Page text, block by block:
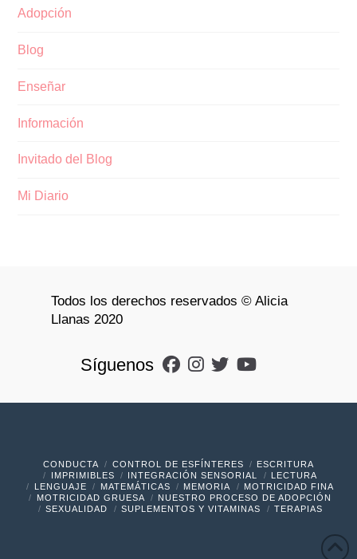
Adopción
Blog
Enseñar
Información
Invitado del Blog
Mi Diario
Todos los derechos reservados © Alicia
Llanas 2020
Síguenos
CONDUCTA CONTROL DE ESFÍNTERES
ESCRITURA
IMPRIMIBLES
INTEGRACIÓN SENSORIAL
LECTURA
LENGUAJE
MATEMÁTICAS MEMORIA
MOTRICIDAD FINA
MOTRICIDAD GRUESA
NUESTRO PROCESO DE ADOPCIÓN
SEXUALIDAD
SUPLEMENTOS Y VITAMINAS TERAPIAS